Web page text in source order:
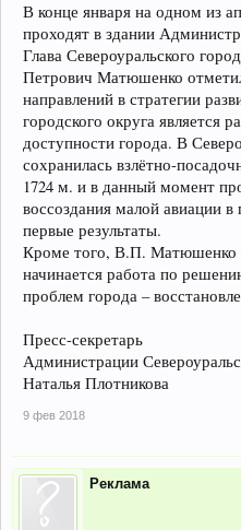
В конце января на одном из
проходят в здании
Глава Североуральского
Петрович Матюшенко
направлений в стратегии
городского округа является
доступности города. В
сохранилась взлётно-
1724 м. и в данный момент
воссоздания малой авиации
первые результаты.
Кроме того, В.П. Матюшенко
начинается работа по
проблем города –
Пресс-секретарь
Администрации
Наталья Плотникова
9 фев 2018
Реклама